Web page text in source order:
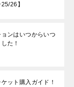
26】
ョンはいつからいつ
た！
ット購入ガイド！